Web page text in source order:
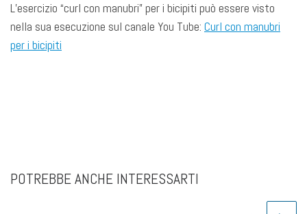
L’esercizio “curl con manubri” per i bicipiti può essere visto
nella sua esecuzione sul canale You Tube: Curl con manubri
per i bicipiti
POTREBBE ANCHE INTERESSARTI